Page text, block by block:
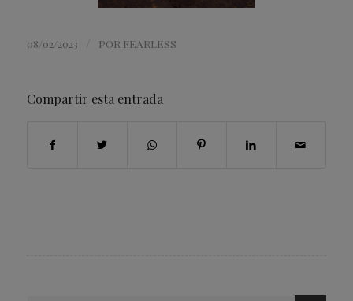
08/02/2023 POR FEARLESS
Compartir esta entrada